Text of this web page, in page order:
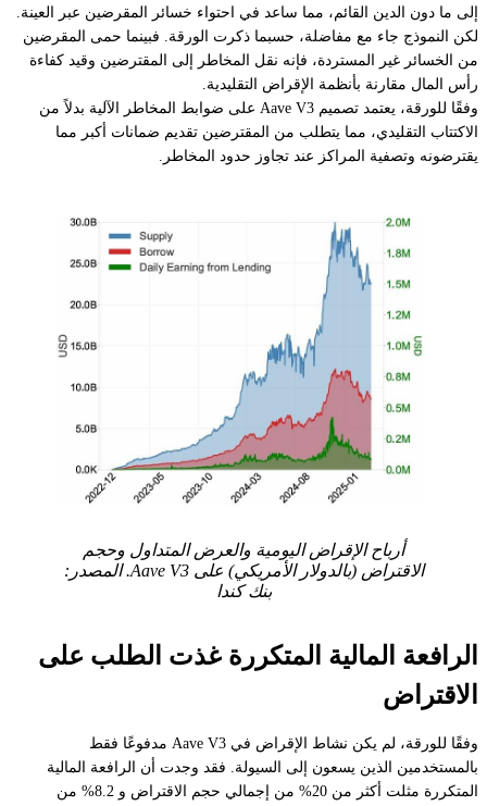
إلى ما دون الدين القائم، مما ساعد في احتواء خسائر المقرضين عبر العينة.
لكن النموذج جاء مع مفاضلة، حسبما ذكرت الورقة. فبينما حمى المقرضين
من الخسائر غير المستردة، فإنه نقل المخاطر إلى المقترضين وقيد كفاءة
رأس المال مقارنة بأنظمة الإقراض التقليدية.
وفقًا للورقة، يعتمد تصميم Aave V3 على ضوابط المخاطر الآلية بدلاً من
الاكتتاب التقليدي، مما يتطلب من المقترضين تقديم ضمانات أكبر مما
يقترضونه وتصفية المراكز عند تجاوز حدود المخاطر.
أرباح الإقراض اليومية والعرض المتداول وحجم
الاقتراض (بالدولار الأمريكي) على Aave V3. المصدر:
بنك كندا
الرافعة المالية المتكررة غذت الطلب على
الاقتراض
وفقًا للورقة، لم يكن نشاط الإقراض في Aave V3 مدفوعًا فقط
بالمستخدمين الذين يسعون إلى السيولة. فقد وجدت أن الرافعة المالية
المتكررة مثلت أكثر من 20% من إجمالي حجم الاقتراض و 8.2% من